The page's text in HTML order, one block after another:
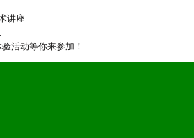
讲座
活动等你来参加！